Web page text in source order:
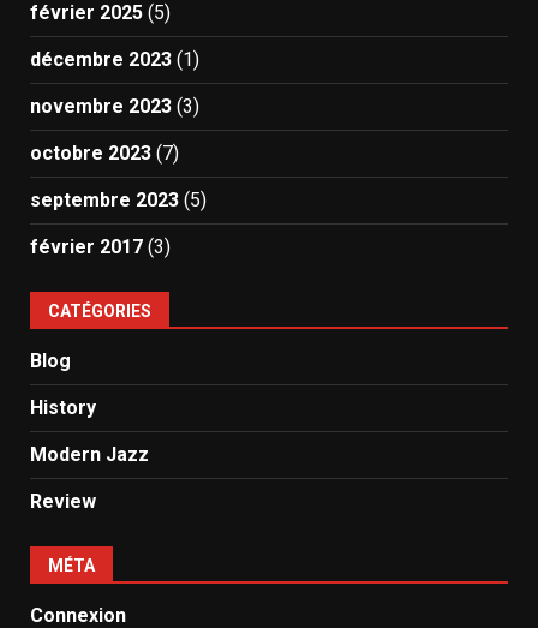
février 2025 (5)
décembre 2023 (1)
novembre 2023 (3)
octobre 2023 (7)
septembre 2023 (5)
février 2017 (3)
CATÉGORIES
Blog
History
Modern Jazz
Review
MÉTA
Connexion